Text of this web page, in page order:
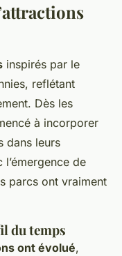
inspirés par le
reflétant
Dès les
à incorporer
dans leurs
l’émergence de
parcs ont vraiment
du temps
ont évolué,